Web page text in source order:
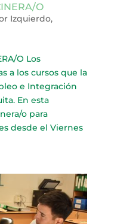
O
Izquierdo,
O Los
a los cursos que la
e Integración
En esta
o para
desde el Viernes